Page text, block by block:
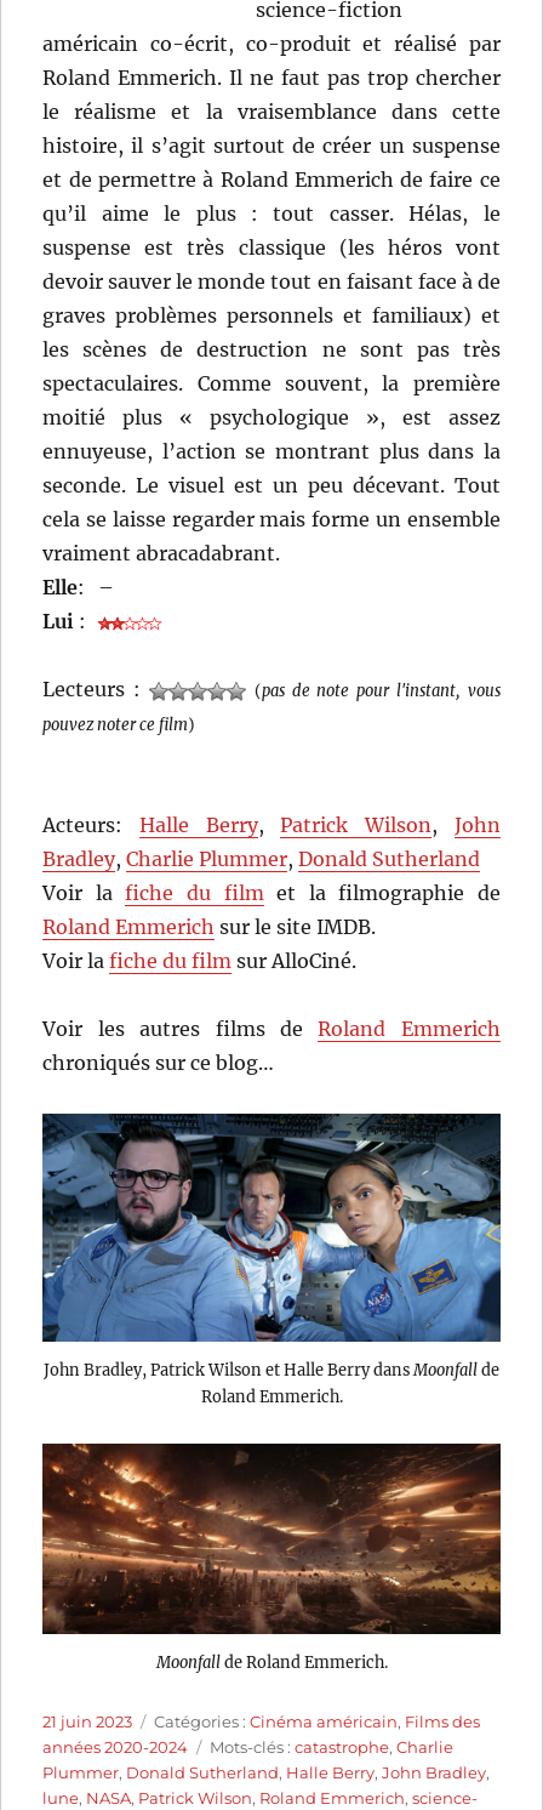
science-fiction
américain co-écrit, co-produit et réalisé par
Roland Emmerich. Il ne faut pas trop chercher
le réalisme et la vraisemblance dans cette
histoire, il s’agit surtout de créer un suspense
et de permettre à Roland Emmerich de faire ce
qu’il aime le plus : tout casser. Hélas, le
suspense est très classique (les héros vont
devoir sauver le monde tout en faisant face à de
graves problèmes personnels et familiaux) et
les scènes de destruction ne sont pas très
spectaculaires. Comme souvent, la première
moitié plus « psychologique », est assez
ennuyeuse, l’action se montrant plus dans la
seconde. Le visuel est un peu décevant. Tout
cela se laisse regarder mais forme un ensemble
vraiment abracadabrant.
Elle:
–
Lui :
Lecteurs : (pas de note pour l'instant, vous
pouvez noter ce film)
Acteurs: Halle Berry,Patrick Wilson , John
Bradley,Charlie Plummer,Donald Sutherland
Voir lafiche du film et la filmographie de
Roland Emmerich sur le site IMDB.
Voir lafiche du film sur AlloCiné.
Voir les autres films deRoland Emmerich
chroniqués sur ce blog…
John Bradley, Patrick Wilson et Halle Berry dans Moonfallde
Roland Emmerich.
Moonfallde Roland Emmerich.
Publié
le
21 juin 2023 Catégories
Catégories :Cinéma américain, Films des
années 2020-2024
Étiquettes
Mots-clés :catastrophe,Charlie
Plummer, Donald Sutherland, Halle Berry,John Bradley,
lune, NASA, Patrick Wilson, Roland Emmerich,science-